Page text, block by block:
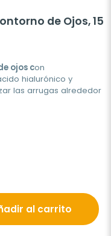
de Ojos, 15
ojos con
hialurónico y
las arrugas alrededor
al carrito